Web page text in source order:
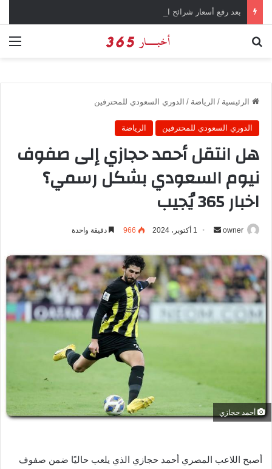
الرئيسية / الرياضة / الدوري السعودي للمحترفين
الدوري السعودي للمحترفين الرياضة
هل انتقل أحمد حجازي إلى صفوف
نيوم السعودي بشكل رسمي؟
اخبار 365 يُجيب
owner
س
ل
ر
ت
ر
ي
1 أكتوبر، 2024 966 دقيقة واحدة
أحمد حجازي
أصبح اللاعب المصري أحمد حجازي الذي يلعب حاليًا ضمن صفوف